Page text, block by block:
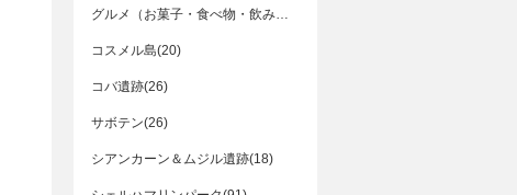
グルメ（お菓子・食べ物・飲み物）(542)
コスメル島(20)
コバ遺跡(26)
サボテン(26)
シアンカーン＆ムジル遺跡(18)